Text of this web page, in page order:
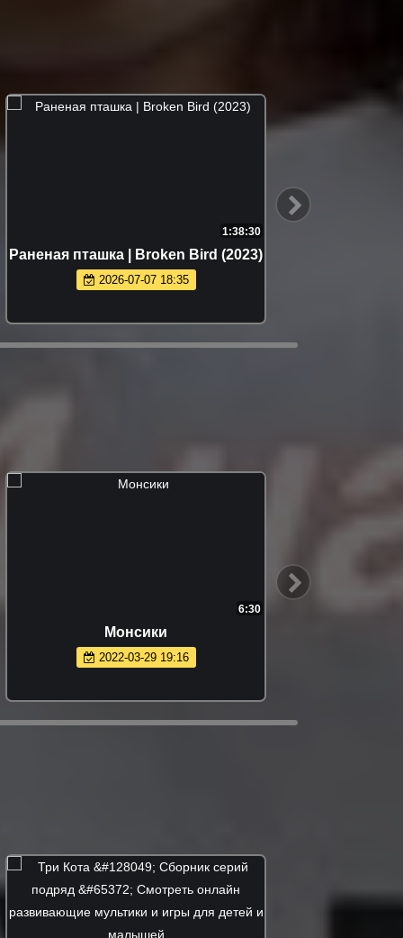
1:38:30
Раненая пташка | Broken Bird (2023)
2026-07-07 18:35
6:30
Монсики
2022-03-29 19:16